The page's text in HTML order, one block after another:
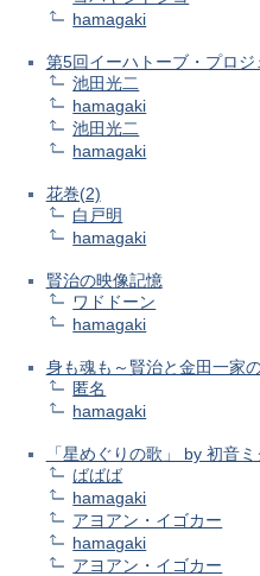
hamagaki
第5回イーハトーブ・プロ
池田光二
hamagaki
池田光二
hamagaki
花巻(2)
白戸明
hamagaki
賢治の映像記憶
ワドドーン
hamagaki
身も魂も～賢治と金田一家
匿名
hamagaki
「星めぐりの歌」 by 初音ミ
ばばば
hamagaki
アヨアン・イゴカー
hamagaki
アヨアン・イゴカー